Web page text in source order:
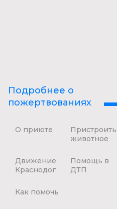
Подробнее о
пожертвованиях
О приюте
Пристроить
животное
Движение
Краснодог
Помощь в
ДТП
Как помочь